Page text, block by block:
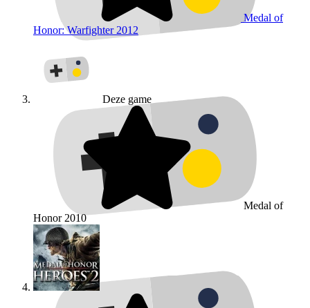
Medal of
Honor: Warfighter 2012
Deze game
Medal of
Honor 2010